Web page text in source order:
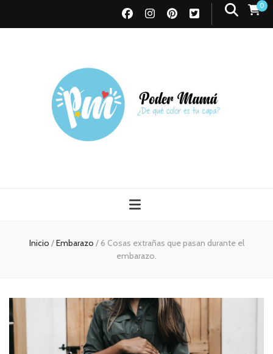
0
Inicio /Embarazo / 6 Cosas extrañas que pasan durante el
embarazo.